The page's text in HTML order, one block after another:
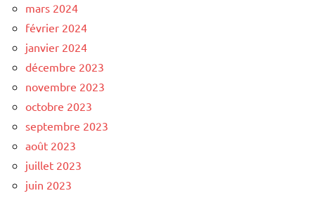
mars 2024
février 2024
janvier 2024
décembre 2023
novembre 2023
octobre 2023
septembre 2023
août 2023
juillet 2023
juin 2023